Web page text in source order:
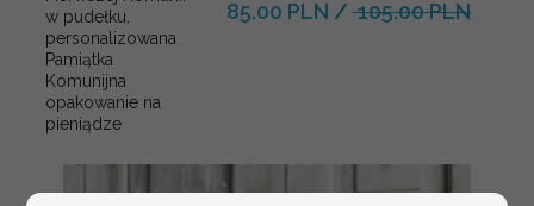
w pudełku,
personalizowana
Pamiątka
Komunijna
opakowanie na
pieniądze
85.00 PLN / 105.00 PLN